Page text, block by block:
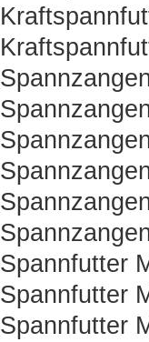
Spannfutter
Spannfutter
Spannfutter